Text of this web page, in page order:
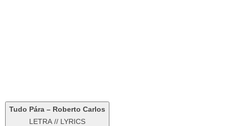
Tudo Pára – Roberto Carlos
LETRA // LYRICS